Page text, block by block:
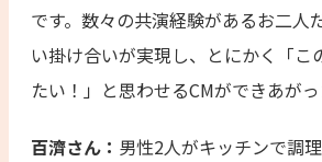
です。数々の共演経験があるお二人
い掛け合いが実現し、とにかく「こ
たい！」と思わせるCMができあがっ
百濟さん： 男性2人がキッチンで調